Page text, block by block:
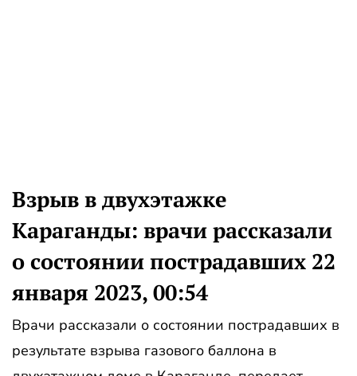
Взрыв в двухэтажке
Караганды: врачи рассказали
о состоянии пострадавших 22
января 2023, 00:54
Врачи рассказали о состоянии пострадавших в
результате взрыва газового баллона в